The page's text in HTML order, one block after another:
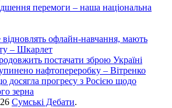
перемоги – наша національна
відновлять офлайн-навчання, мають
– Шкарлет
постачати зброю Україні
нафтопереробку – Вітренко
досягла прогресу з Росією щодо
зерна
Сумські Дебати.